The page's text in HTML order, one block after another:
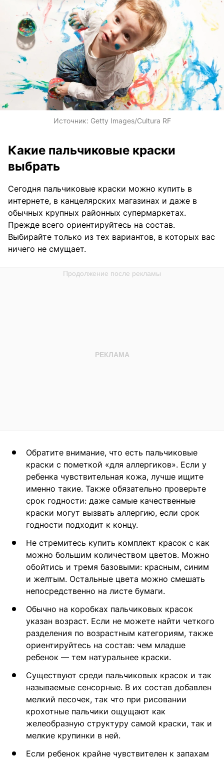
Источник: Getty Images/Cultura RF
Какие пальчиковые краски
выбрать
Сегодня пальчиковые краски можно купить в
интернете, в канцелярских магазинах и даже в
обычных крупных районных супермаркетах.
Прежде всего ориентируйтесь на состав.
Выбирайте только из тех вариантов, в которых вас
ничего не смущает.
Обратите внимание, что есть пальчиковые
краски с пометкой «для аллергиков». Если у
ребенка чувствительная кожа, лучше ищите
именно такие. Также обязательно проверьте
срок годности: даже самые качественные
краски могут вызвать аллергию, если срок
годности подходит к концу.
Не стремитесь купить комплект красок с как
можно большим количеством цветов. Можно
обойтись и тремя базовыми: красным, синим
и желтым. Остальные цвета можно смешать
непосредственно на листе бумаги.
Обычно на коробках пальчиковых красок
указан возраст. Если не можете найти четкого
разделения по возрастным категориям, также
ориентируйтесь на состав: чем младше
ребенок — тем натуральнее краски.
Существуют среди пальчиковых красок и так
называемые сенсорные. В их состав добавлен
мелкий песочек, так что при рисовании
крохотные пальчики ощущают как
желеобразную структуру самой краски, так и
мелкие крупинки в ней.
Если ребенок крайне чувствителен к запахам